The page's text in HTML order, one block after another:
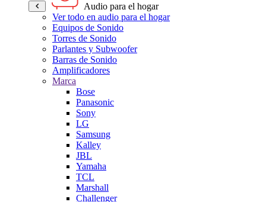
Audio para el hogar
Ver todo en audio para el hogar
Equipos de Sonido
Torres de Sonido
Parlantes y Subwoofer
Barras de Sonido
Amplificadores
Marca
Bose
Panasonic
Sony
LG
Samsung
Kalley
JBL
Yamaha
TCL
Marshall
Challenger